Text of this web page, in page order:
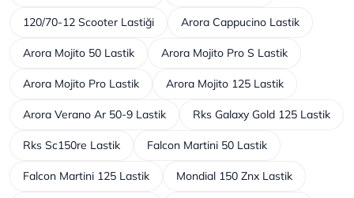
120/70-12 Scooter Lastiği Arora Cappucino Lastik
Arora Mojito 50 Lastik Arora Mojito Pro S Lastik
Arora Mojito Pro Lastik Arora Mojito 125 Lastik
Arora Verano Ar 50-9 Lastik Rks Galaxy Gold 125 Lastik
Rks Sc150re Lastik Falcon Martini 50 Lastik
Falcon Martini 125 Lastik Mondial 150 Znx Lastik